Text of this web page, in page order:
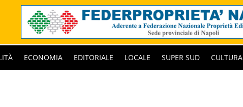
ECONOMIA EDITORIALE LOCALE SUPER SUD CULTURA